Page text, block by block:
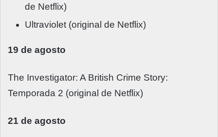
de Netflix)
Ultraviolet (original de Netflix)
19 de agosto
The Investigator: A British Crime Story:
Temporada 2 (original de Netflix)
21 de agosto